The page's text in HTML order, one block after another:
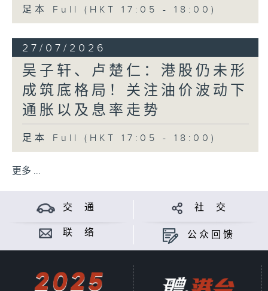
足本 Full (HKT 17:05 - 18:00)
27/07/2026
吴子轩、卢楚仁：港股仍未形
成筑底格局！关注油价波动下
通胀以及息率走势
足本 Full (HKT 17:05 - 18:00)
更多 ...
交 通 社 交
联 络 公众回馈